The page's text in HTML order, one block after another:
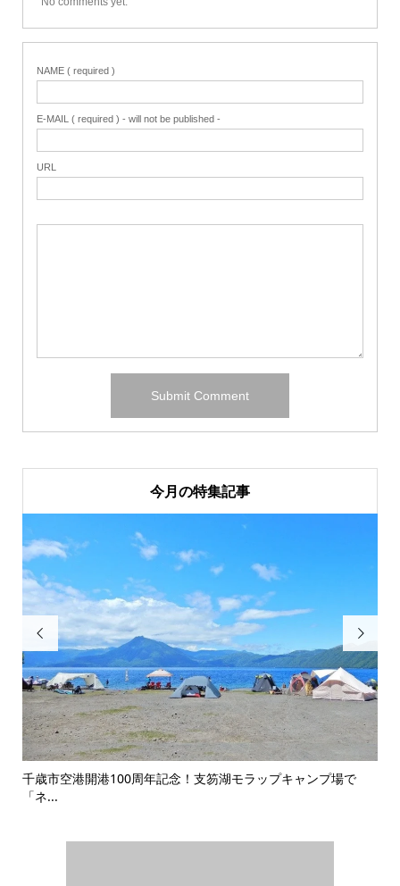
NAME ( required )
E-MAIL ( required ) - will not be published -
URL
今月の特集記事

開港100周年記念！支笏湖モラップキャンプ場で
冬キャンプの常
